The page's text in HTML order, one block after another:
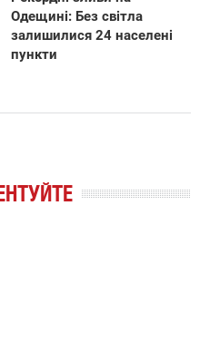
Одещині: Без світла
залишилися 24 населені
пункти